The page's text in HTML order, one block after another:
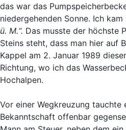
das war das
niedergehenden Sonne. Ich
ü. M.“. Das musste der höchste
Steins steht, dass man hier auf
Kappel am 2. Januar 1989
Richtung, wo ich das
Hochalpen.
Vor einer Wegkreuzung tauchte
Bekanntschaft offenbar